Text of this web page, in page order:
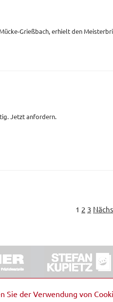
Sie der Verwendung von
Grießbach, erhielt den
Jetzt anfordern.
1 2 3
Impressum